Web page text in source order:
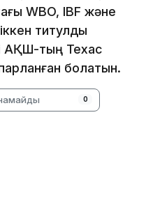
WBO, IBF және
титулдық
АҚШ-тың Техас
болатын.
0